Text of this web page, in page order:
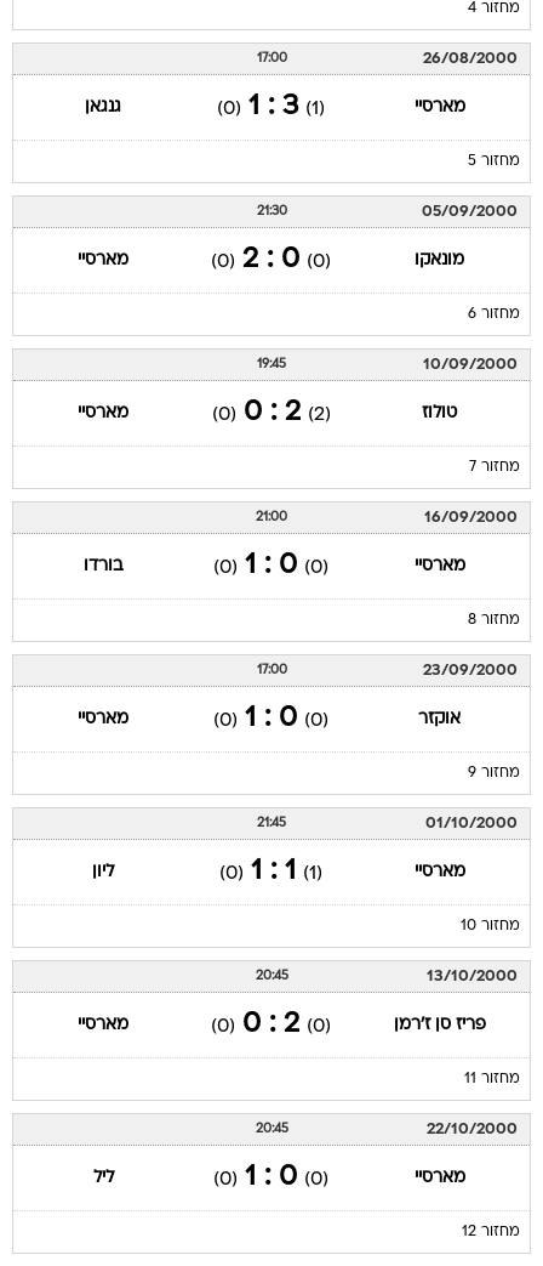
מחזור 4
26/08/2000
17:00
מארסיי (1)
3 : 1
(0) גנגאן
מחזור 5
05/09/2000
21:30
מונאקו (0)
0 : 2
(0) מארסיי
מחזור 6
10/09/2000
19:45
טולוז (2)
2 : 0
(0) מארסיי
מחזור 7
16/09/2000
21:00
מארסיי (0)
0 : 1
(0) בורדו
מחזור 8
23/09/2000
17:00
אוקזר (0)
0 : 1
(0) מארסיי
מחזור 9
01/10/2000
21:45
מארסיי (1)
1 : 1
(0) ליון
מחזור 10
13/10/2000
20:45
פריז סן ז'רמן (0)
2 : 0
(0) מארסיי
מחזור 11
22/10/2000
20:45
מארסיי (0)
0 : 1
(0) ליל
מחזור 12